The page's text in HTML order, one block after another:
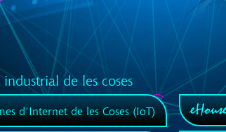
de les coses
d'Internet de les Coses (IoT)